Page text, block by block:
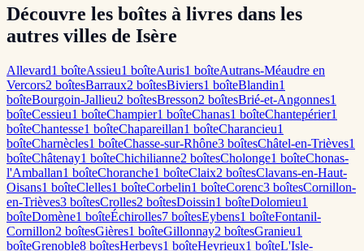
Découvre les boîtes à livres dans les
autres villes de Isère
Allevard1 boîteAssieu1 boîteAuris1 boîteAutrans-Méaudre en
Vercors2 boîtesBarraux2 boîtesBiviers1 boîteBlandin1
boîteBourgoin-Jallieu2 boîtesBresson2 boîtesBrié-et-Angonnes1
boîteCessieu1 boîteChampier1 boîteChanas1 boîteChantepérier1
boîteChantesse1 boîteChapareillan1 boîteCharancieu1
boîteCharnècles1 boîteChasse-sur-Rhône3 boîtesChâtel-en-Trièves1
boîteChâtenay1 boîteChichilianne2 boîtesCholonge1 boîteChonas-
l'Amballan1 boîteChoranche1 boîteClaix2 boîtesClavans-en-Haut-
Oisans1 boîteClelles1 boîteCorbelin1 boîteCorenc3 boîtesCornillon-
en-Trièves3 boîtesCrolles2 boîtesDoissin1 boîteDolomieu1
boîteDomène1 boîteÉchirolles7 boîtesEybens1 boîteFontanil-
Cornillon2 boîtesGières1 boîteGillonnay2 boîtesGranieu1
boîteGrenoble8 boîtesHerbeys1 boîteHeyrieux1 boîteL'Isle-